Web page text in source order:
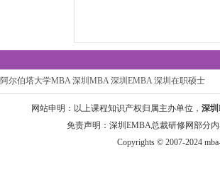
阿尔伯塔大学MBA 深圳MBA 深圳EMBA 深圳在职硕士
网站申明：以上课程知识产权归属主办单位， 深
免责声明：深圳EMBA总裁研修网部分
Copyrights © 2007-2024